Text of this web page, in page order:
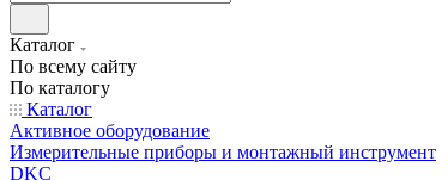
Каталог
По всему сайту
По каталогу
Каталог
Активное оборудование
Измерительные приборы и монтажный инструмент
DKC